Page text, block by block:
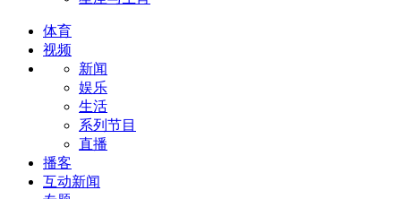
体育
视频
新闻
娱乐
生活
系列节目
直播
播客
互动新闻